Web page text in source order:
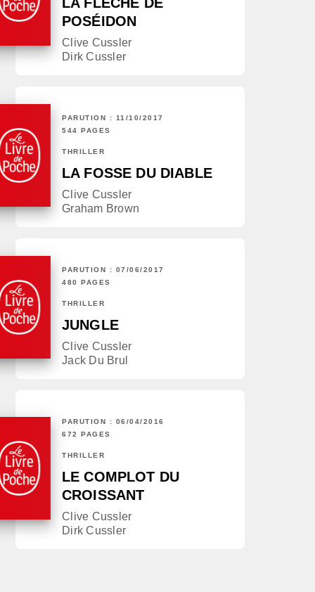
POSÉIDON
Clive Cussler
Dirk Cussler
PARUTION : 11/10/2017
544 PAGES
THRILLER
LA FOSSE DU DIABLE
Clive Cussler
Graham Brown
PARUTION : 07/06/2017
480 PAGES
THRILLER
JUNGLE
Clive Cussler
Jack Du Brul
PARUTION : 06/04/2016
672 PAGES
THRILLER
LE COMPLOT DU
CROISSANT
Clive Cussler
Dirk Cussler